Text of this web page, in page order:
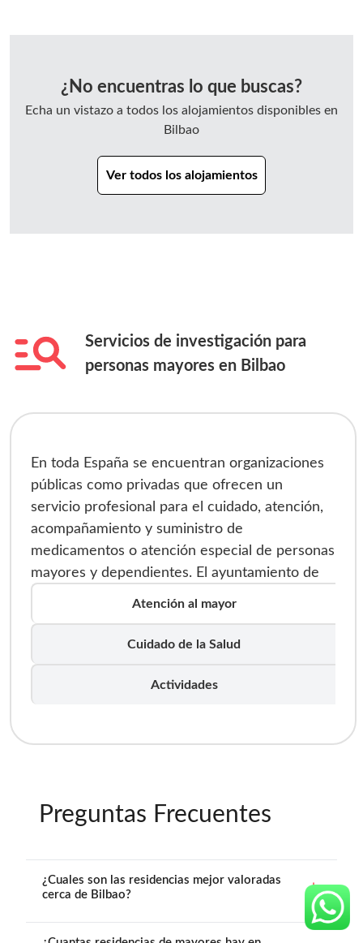
¿No encuentras lo que buscas?
Echa un vistazo a todos los alojamientos disponibles en
Bilbao
Ver todos los alojamientos
Servicios de investigación para
personas mayores en Bilbao
Atención al mayor
Cuidado de la Salud
Actividades
En toda España se encuentran organizaciones
públicas como privadas que ofrecen un
servicio profesional para el cuidado, atención,
acompañamiento y suministro de
medicamentos o atención especial de personas
mayores y dependientes. El ayuntamiento de
través del 010 o a través del buzón Tu
Ayuntamiento te escucha. El número de
contacto directo es el 944 20 48 00.
Preguntas Frecuentes
¿Cuales son las residencias mejor valoradas
cerca de Bilbao?